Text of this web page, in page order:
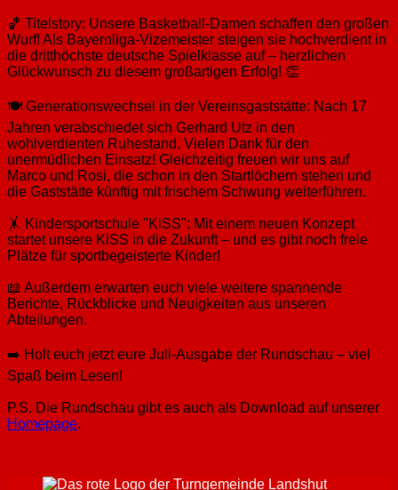
🏀 Titelstory: Unsere Basketball-Damen schaffen den großen
Wurf! Als Bayernliga-Vizemeister steigen sie hochverdient in
die dritthöchste deutsche Spielklasse auf – herzlichen
Glückwunsch zu diesem großartigen Erfolg! 👏
🍽️ Generationswechsel in der Vereinsgaststätte: Nach 17
Jahren verabschiedet sich Gerhard Utz in den
wohlverdienten Ruhestand. Vielen Dank für den
unermüdlichen Einsatz! Gleichzeitig freuen wir uns auf
Marco und Rosi, die schon in den Startlöchern stehen und
die Gaststätte künftig mit frischem Schwung weiterführen.
🤸 Kindersportschule "KiSS": Mit einem neuen Konzept
startet unsere KiSS in die Zukunft – und es gibt noch freie
Plätze für sportbegeisterte Kinder!
📖 Außerdem erwarten euch viele weitere spannende
Berichte, Rückblicke und Neuigkeiten aus unseren
Abteilungen.
➡️ Holt euch jetzt eure Juli-Ausgabe der Rundschau – viel
Spaß beim Lesen!
P.S. Die Rundschau gibt es auch als Download auf unserer
Homepage.